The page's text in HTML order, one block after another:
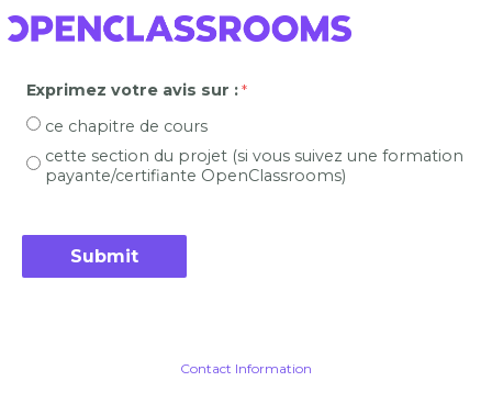
Exprimez votre avis sur :
ce chapitre de cours
cette section du projet (si vous suivez une formation
payante/certifiante OpenClassrooms)
Contact Information